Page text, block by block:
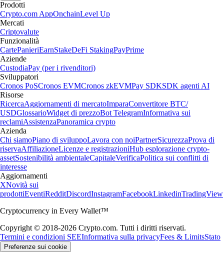
Prodotti
Crypto.com AppOnchainLevel Up
Mercati
Criptovalute
Funzionalità
CartePanieriEarnStakeDeFi StakingPayPrime
Aziende
CustodiaPay (per i rivenditori)
Sviluppatori
Cronos PoSCronos EVMCronos zkEVMPay SDKSDK agenti AI
Risorse
RicercaAggiornamenti di mercatoImparaConvertitore BTC/
USDGlossarioWidget di prezzoBot TelegramInformativa sui
reclamiAssistenzaPanoramica crypto
Azienda
Chi siamoPiano di sviluppoLavora con noiPartnerSicurezzaProva di
riservaAffiliazioneLicenze e registrazioniHub esplorazione crypto-
assetSostenibilità ambientaleCapitaleVerificaPolitica sui conflitti di
interesse
Aggiornamenti
XNovità sui
prodottiEventiRedditDiscordInstagramFacebookLinkedinTradingView
Cryptocurrency in Every Wallet™
Copyright © 2018-2026 Crypto.com. Tutti i diritti riservati.
Termini e condizioni SEEInformativa sulla privacyFees & LimitsStato
Preferenze sui cookie